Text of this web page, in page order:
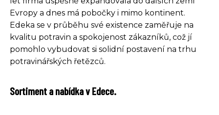
Evropy a dnes má pobočky i mimo kontinent.
Edeka se v průběhu své existence zaměřuje na
kvalitu potravin a spokojenost zákazníků, což jí
pomohlo vybudovat si solidní postavení na trhu
potravinářských řetězců.
Sortiment a nabídka v Edece.